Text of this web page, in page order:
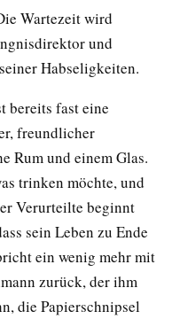
Wartezeit wird
und
Habseligkeiten.
bereits fast eine
freundlicher
Rum und einem Glas.
trinken möchte, und
Verurteilte beginnt
sein Leben zu Ende
ein wenig mehr mit
zurück, der ihm
die Papierschnipsel